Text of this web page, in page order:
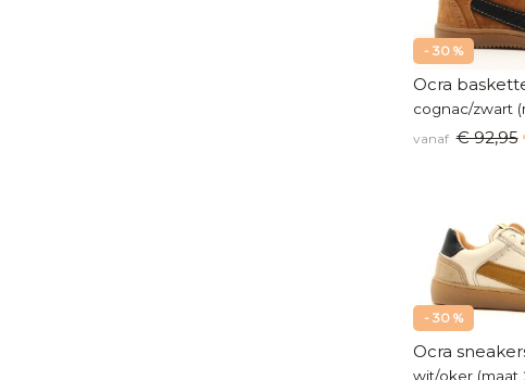
- 30 %
Ocra
cognac/zwart
vanaf € 92,95
- 30 %
Ocra
wit/oker (maat